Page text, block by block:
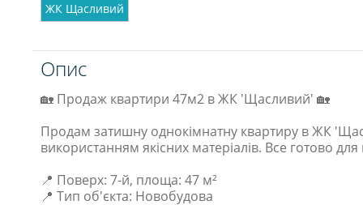
ЖК Щасливий
Опис
🏡 Продаж квартири 47м2 в ЖК 'Щасливий' 🏡
Продам затишну однокімнатну квартиру в ЖК
використанням якісних матеріалів. Все готово
📍 Поверх: 7-й, площа: 47 м²
📍 Тип об'єкта: Новобудова